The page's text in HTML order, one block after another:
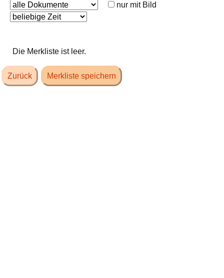
nur mit Bild
Die Merkliste ist leer.
Zurück Merkliste speichern